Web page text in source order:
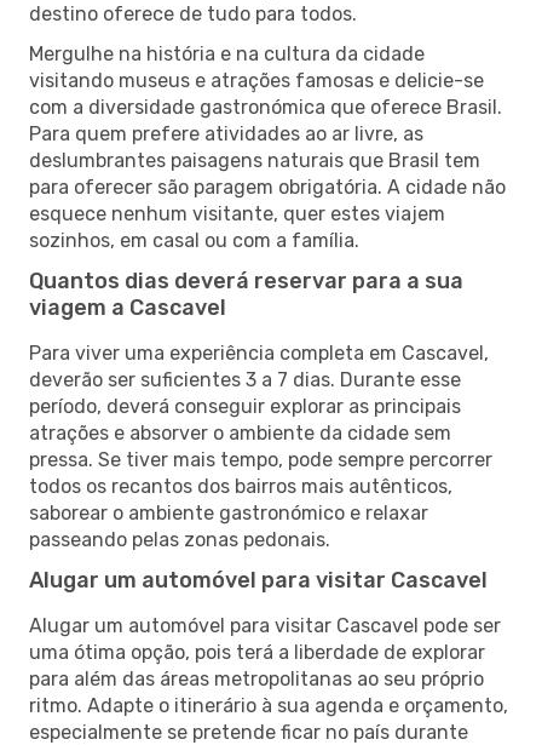
destino oferece de tudo para todos.
Mergulhe na história e na cultura da cidade
visitando museus e atrações famosas e delicie-se
com a diversidade gastronómica que oferece Brasil.
Para quem prefere atividades ao ar livre, as
deslumbrantes paisagens naturais que Brasil tem
para oferecer são paragem obrigatória. A cidade não
esquece nenhum visitante, quer estes viajem
sozinhos, em casal ou com a família.
Quantos dias deverá reservar para a sua
viagem a Cascavel
Para viver uma experiência completa em Cascavel,
deverão ser suficientes 3 a 7 dias. Durante esse
período, deverá conseguir explorar as principais
atrações e absorver o ambiente da cidade sem
pressa. Se tiver mais tempo, pode sempre percorrer
todos os recantos dos bairros mais autênticos,
saborear o ambiente gastronómico e relaxar
passeando pelas zonas pedonais.
Alugar um automóvel para visitar Cascavel
Alugar um automóvel para visitar Cascavel pode ser
uma ótima opção, pois terá a liberdade de explorar
para além das áreas metropolitanas ao seu próprio
ritmo. Adapte o itinerário à sua agenda e orçamento,
especialmente se pretende ficar no país durante